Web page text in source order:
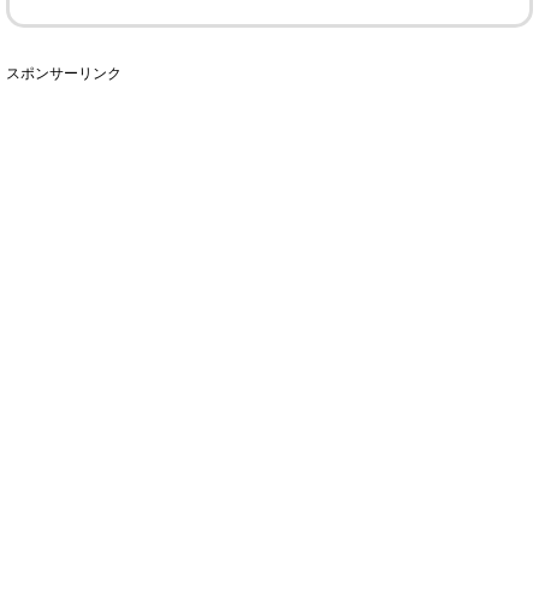
スポンサーリンク